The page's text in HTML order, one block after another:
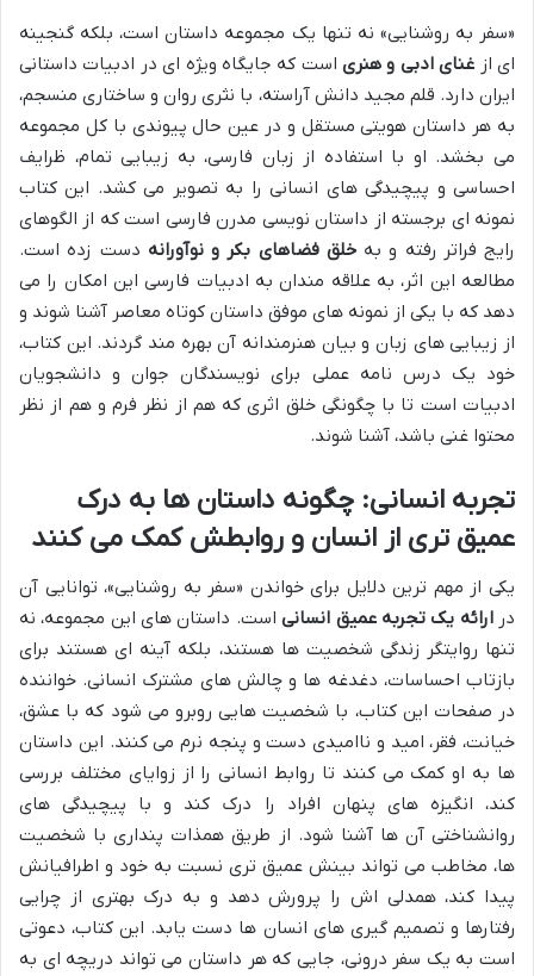
«سفر به روشنایی» نه تنها یک مجموعه داستان است، بلکه گنجینه
ای از غنای ادبی و هنریاست که جایگاه ویژه ای در ادبیات داستانی
ایران دارد. قلم مجید دانش آراسته، با نثری روان و ساختاری منسجم،
به هر داستان هویتی مستقل و در عین حال پیوندی با کل مجموعه
می بخشد. او با استفاده از زبان فارسی، به زیبایی تمام، ظرایف
احساسی و پیچیدگی های انسانی را به تصویر می کشد. این کتاب
نمونه ای برجسته از داستان نویسی مدرن فارسی است که از الگوهای
رایج فراتر رفته و بهخلق فضاهای بکر و نوآورانه دست زده است.
مطالعه این اثر، به علاقه مندان به ادبیات فارسی این امکان را می
دهد که با یکی از نمونه های موفق داستان کوتاه معاصر آشنا شوند و
از زیبایی های زبان و بیان هنرمندانه آن بهره مند گردند. این کتاب،
خود یک درس نامه عملی برای نویسندگان جوان و دانشجویان
ادبیات است تا با چگونگی خلق اثری که هم از نظر فرم و هم از نظر
محتوا غنی باشد، آشنا شوند.
تجربه انسانی: چگونه داستان ها به درک
عمیق تری از انسان و روابطش کمک می کنند
یکی از مهم ترین دلایل برای خواندن «سفر به روشنایی»، توانایی آن
درارائه یک تجربه عمیق انسانیاست. داستان های این مجموعه، نه
تنها روایتگر زندگی شخصیت ها هستند، بلکه آینه ای هستند برای
بازتاب احساسات، دغدغه ها و چالش های مشترک انسانی. خواننده
در صفحات این کتاب، با شخصیت هایی روبرو می شود که با عشق،
خیانت، فقر، امید و ناامیدی دست و پنجه نرم می کنند. این داستان
ها به او کمک می کنند تا روابط انسانی را از زوایای مختلف بررسی
کند، انگیزه های پنهان افراد را درک کند و با پیچیدگی های
روانشناختی آن ها آشنا شود. از طریق همذات پنداری با شخصیت
ها، مخاطب می تواند بینش عمیق تری نسبت به خود و اطرافیانش
پیدا کند، همدلی اش را پرورش دهد و به درک بهتری از چرایی
رفتارها و تصمیم گیری های انسان ها دست یابد. این کتاب، دعوتی
است به یک سفر درونی، جایی که هر داستان می تواند دریچه ای به